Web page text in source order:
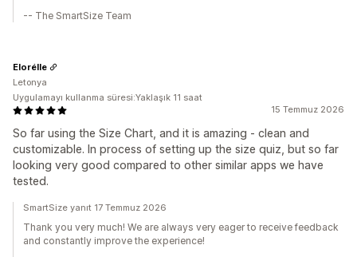
-- The SmartSize Team
15 Temmuz 2026
So far using the Size Chart, and it is amazing - clean and
customizable. In process of setting up the size quiz, but so far
looking very good compared to other similar apps we have
tested.
Elorélle
Letonya
Uygulamayı kullanma süresi:Yaklaşık 11 saat
SmartSize yanıt 17 Temmuz 2026
Thank you very much! We are always very eager to receive feedback
and constantly improve the experience!